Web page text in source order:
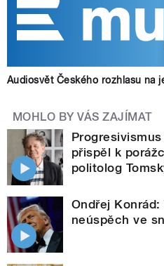
Audiosvět Českého rozhlasu na
MOHLO BY VÁS ZAJÍMAT
přispěl k
politolog
Ondřej
neúspěch ve